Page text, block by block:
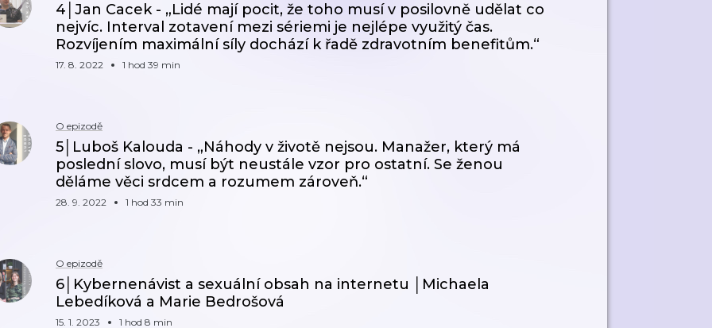
4│Jan Cacek - „Lidé mají pocit, že toho musí v posilovně udělat co
nejvíc. Interval zotavení mezi sériemi je nejlépe využitý čas.
Rozvíjením maximální síly dochází k řadě zdravotním benefitům.“
17. 8. 2022 1 hod 39 min
O epizodě
5│Luboš Kalouda - „Náhody v životě nejsou. Manažer, který má
poslední slovo, musí být neustále vzor pro ostatní. Se ženou
děláme věci srdcem a rozumem zároveň.“
28. 9. 2022 1 hod 33 min
O epizodě
6│Kybernenávist a sexuální obsah na internetu │Michaela
Lebedíková a Marie Bedrošová
15. 1. 2023 1 hod 8 min